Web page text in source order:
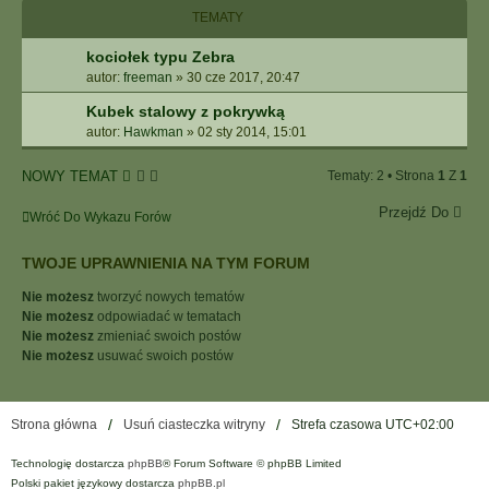
A
A
W
A
N
O
A
E
TEMATY
kociołek typu Zebra
autor: freeman » 30 cze 2017, 20:47
Kubek stalowy z pokrywką
autor: Hawkman » 02 sty 2014, 15:01
NOWY TEMAT Tematy: 2 • Strona 1 Z 1
Wróć Do Wykazu Forów Przejdź Do
TWOJE UPRAWNIENIA NA TYM FORUM
Nie możesz tworzyć nowych tematów
Nie możesz odpowiadać w tematach
Nie możesz zmieniać swoich postów
Nie możesz usuwać swoich postów
Strona główna Usuń ciasteczka witryny Strefa czasowa UTC+02:00
Technologię dostarcza phpBB® Forum Software © phpBB Limited
Polski pakiet językowy dostarcza phpBB.pl